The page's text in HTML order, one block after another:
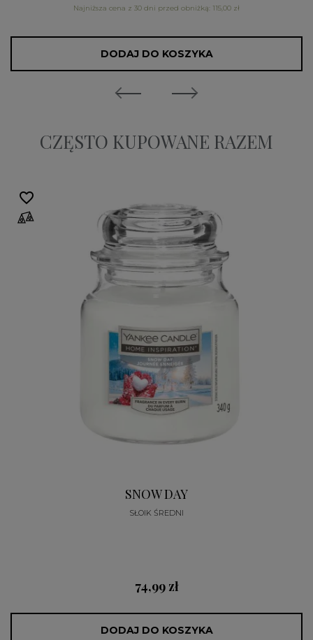
Najniższa cena z 30 dni przed obniżką: 115,00 zł
DODAJ DO KOSZYKA
CZĘSTO KUPOWANE RAZEM
SNOW DAY
SŁOIK ŚREDNI
74,99 zł
DODAJ DO KOSZYKA
favorite_border